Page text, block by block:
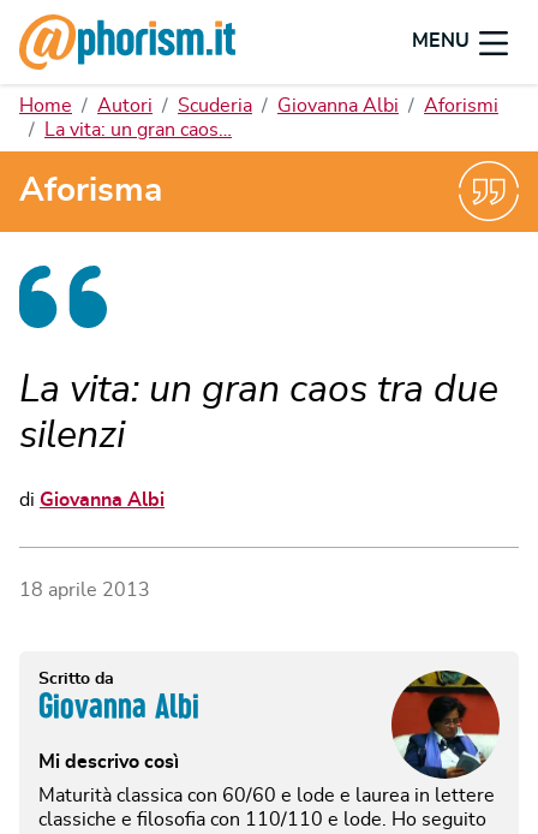
MENU
Home Autori Scuderia Giovanna Albi
Aforismi
La vita: un gran caos…
Aforisma
La vita: un gran caos tra due
silenzi
di Giovanna Albi
18 aprile 2013
Scritto da
Giovanna Albi
Mi descrivo così
Maturità classica con 60/60 e lode e laurea in lettere
classiche e filosofia con 110/110 e lode. Ho seguito